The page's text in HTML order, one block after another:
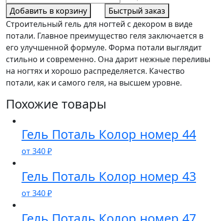
товара
Гель
Поталь
Колор
номер
40
Добавить в корзину
Быстрый заказ
Строительный гель для ногтей с декором в виде
потали. Главное преимущество геля заключается в
его улучшенной формуле. Форма потали выглядит
стильно и современно. Она дарит нежные переливы
на ногтях и хорошо распределяется. Качество
потали, как и самого геля, на высшем уровне.
Похожие товары
Гель Поталь Колор номер 44
от340₽
Гель Поталь Колор номер 43
от340₽